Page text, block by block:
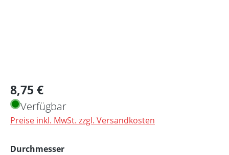
Regulärer Preis:
8,75 €
Verfügbar
Preise inkl. MwSt. zzgl. Versandkosten
Durchmesserauswählen